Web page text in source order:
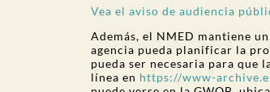
Vea el aviso de audiencia
Además, el NMED mantiene
agencia pueda planificar la
pueda ser necesaria para que
línea en https://www-